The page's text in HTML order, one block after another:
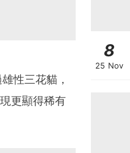
性三花貓，
更顯得稀有
8
25 Nov